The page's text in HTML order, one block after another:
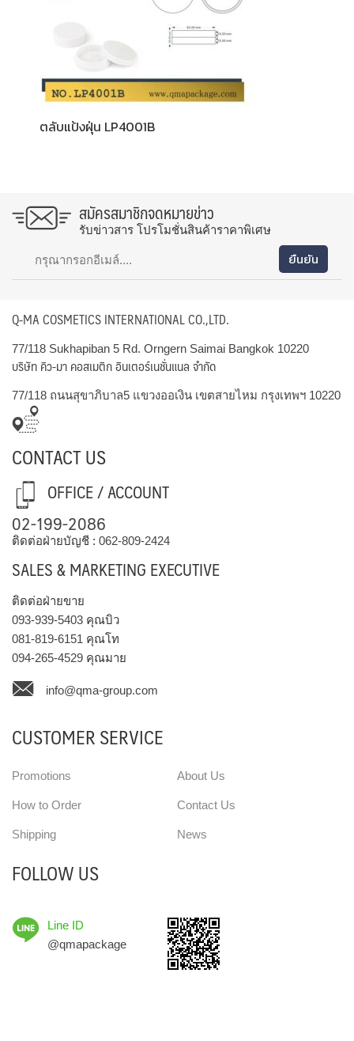
ตลับแป้งฝุ่น LP4001B
สมัครสมาชิกจดหมายข่าว
รับข่าวสาร โปรโมชั่นสินค้าราคาพิเศษ
Q-MA COSMETICS INTERNATIONAL CO.,LTD.
77/118 Sukhapiban 5 Rd. Orngern Saimai Bangkok 10220
บริษัท คิว-มา คอสเมติก อินเตอร์เนชั่นแนล จำกัด
77/118 ถนนสุขาภิบาล5 แขวงออเงิน เขตสายไหม กรุงเทพฯ 10220
CONTACT US
OFFICE / ACCOUNT
02-199-2086
ติดต่อฝ่ายบัญชี : 062-809-2424
SALES & MARKETING EXECUTIVE
ติดต่อฝ่ายขาย
093-939-5403 คุณบิว
081-819-6151 คุณโท
094-265-4529 คุณมาย
info@qma-group.com
CUSTOMER SERVICE
Promotions
How to Order
Shipping
About Us
Contact Us
News
FOLLOW US
Line ID
@qmapackage